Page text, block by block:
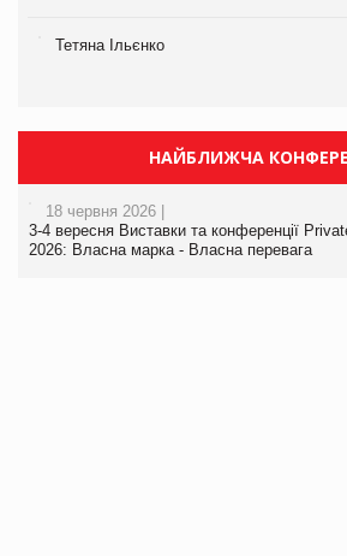
Тетяна Ільєнко
НАЙБЛИЖЧА
18 червня 2026 |
3-4 вересня Виставки та конференції
2026: Власна марка - Власна перевага